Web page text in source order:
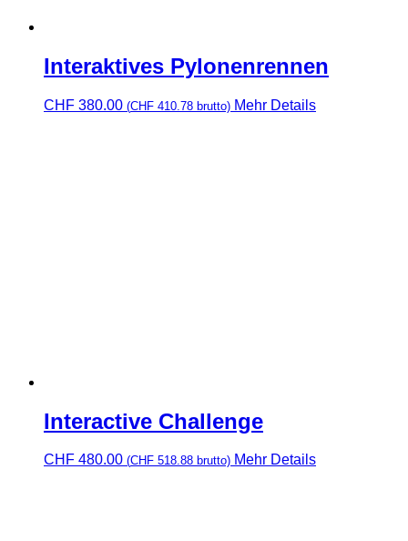
Interaktives Pylonenrennen
CHF 380.00 (CHF 410.78 brutto) Mehr Details
Interactive Challenge
CHF 480.00 (CHF 518.88 brutto) Mehr Details